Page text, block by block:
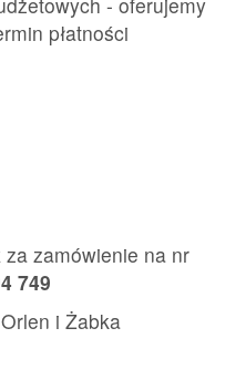
płatności
za zamówienie na nr
749
i Żabka